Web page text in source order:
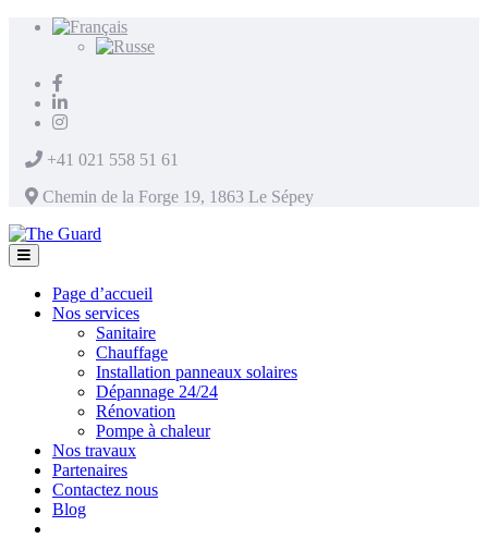
+41 021 558 51 61
Chemin de la Forge 19, 1863 Le Sépey
Page d’accueil
Nos services
Sanitaire
Chauffage
Installation panneaux solaires
Dépannage 24/24
Rénovation
Pompe à chaleur
Nos travaux
Partenaires
Contactez nous
Blog